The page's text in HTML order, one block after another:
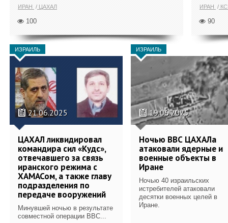
ИРАН ЦАХАЛ
100
ИРАН
90
ИЗРАИЛЬ
21.06.2025
ЦАХАЛ ликвидировал
командира сил «Кудс»,
отвечавшего за связь
иранского режима с
ХАМАСом, а также главу
подразделения по
передаче вооружений
Минувшей ночью в результате
совместной операции ВВС...
ИЗРАИЛЬ
19.06.2025
Ночью ВВС ЦАХАЛа
атаковали ядерные и
военные объекты в
Иране
Ночью 40 израильских
истребителей атаковали
десятки военных целей в
Иране.